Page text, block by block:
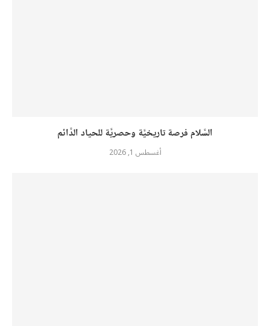
السَّلام فرصة تاريخيَّة وحصريَّة للحياد الدَّائم
أغسطس 1, 2026